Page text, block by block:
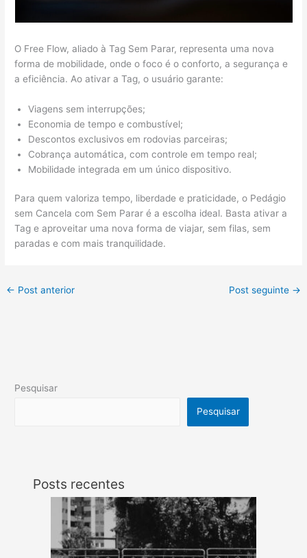
O Free Flow, aliado à Tag Sem Parar, representa uma nova
forma de mobilidade, onde o foco é o conforto, a segurança e
a eficiência. Ao ativar a Tag, o usuário garante:
Viagens sem interrupções;
Economia de tempo e combustível;
Descontos exclusivos em rodovias parceiras;
Cobrança automática, com controle em tempo real;
Mobilidade integrada em um único dispositivo.
Para quem valoriza tempo, liberdade e praticidade, o Pedágio
sem Cancela com Sem Parar é a escolha ideal. Basta ativar a
Tag e aproveitar uma nova forma de viajar, sem filas, sem
paradas e com mais tranquilidade.
← Post anterior Post seguinte →
Pesquisar
Pesquisar
Posts recentes